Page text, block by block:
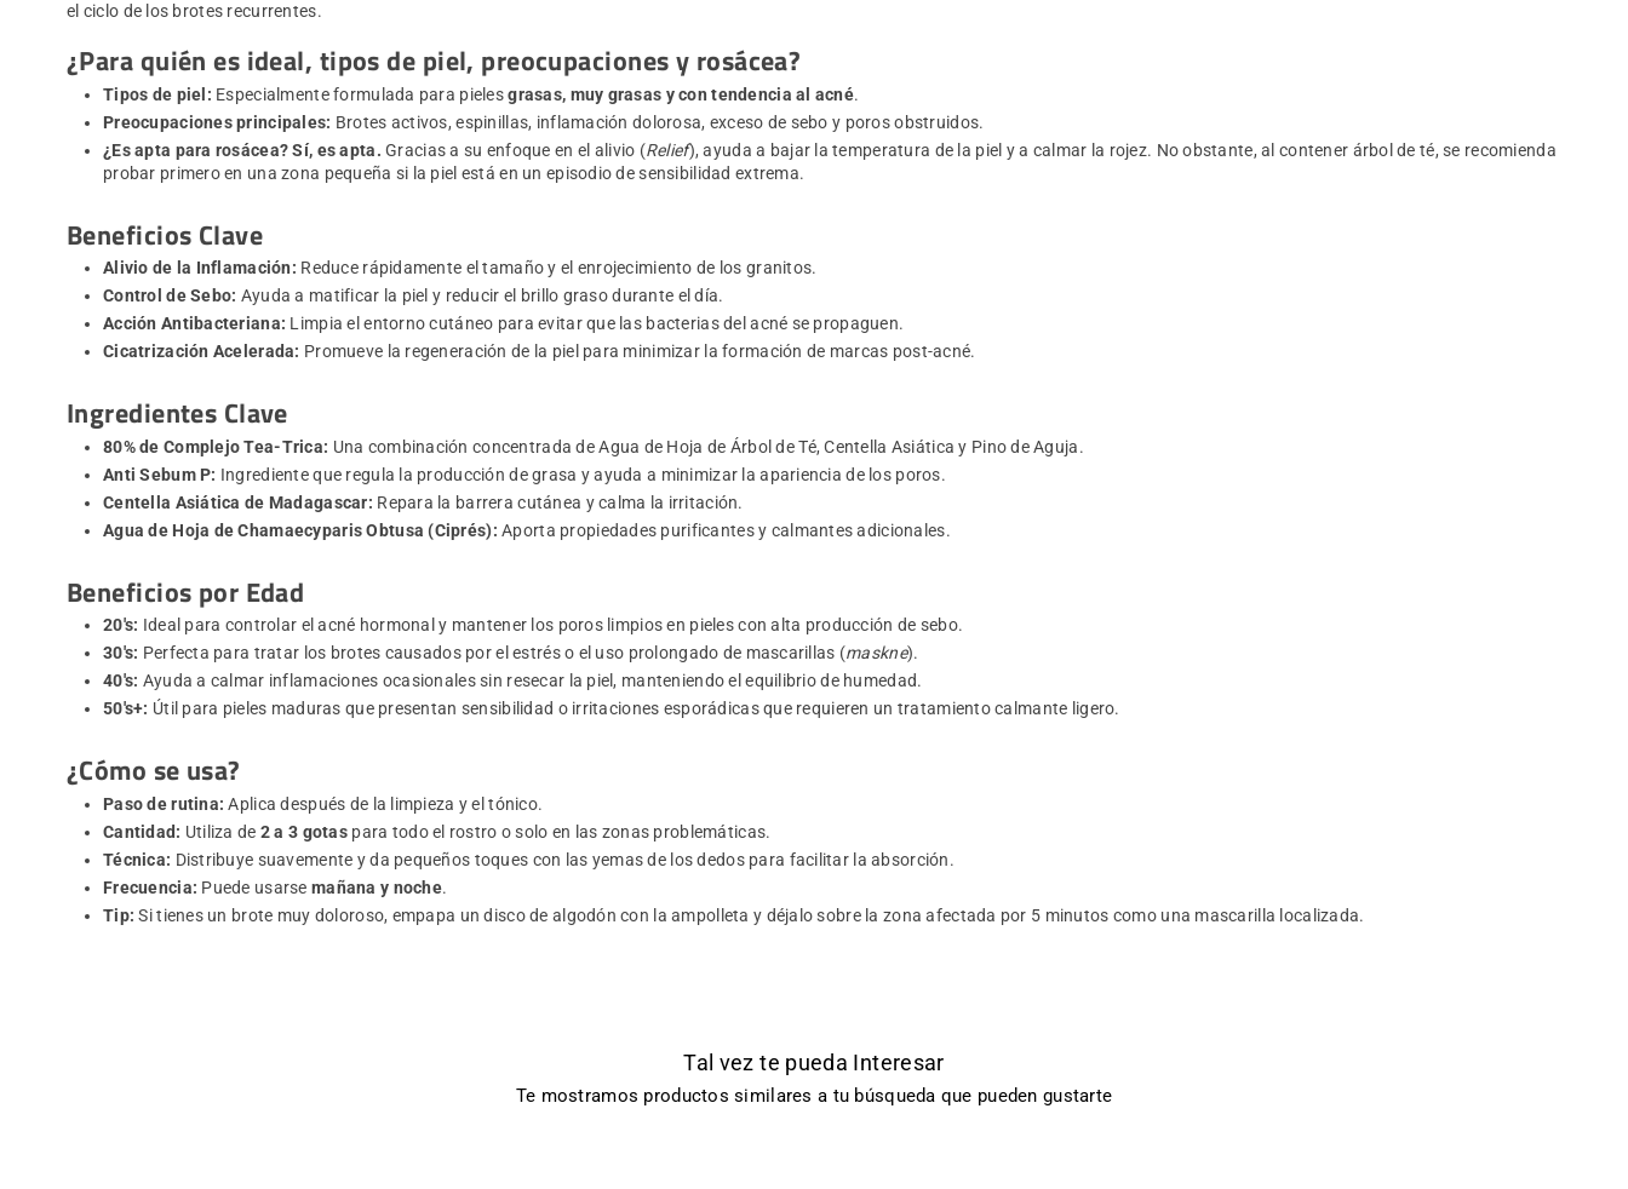
el ciclo de los brotes recurrentes.
¿Para quién es ideal, tipos de piel, preocupaciones y rosácea?
Tipos de piel: Especialmente formulada para pielesgrasas, muy grasas y con tendencia al acné.
Preocupaciones principales: Brotes activos, espinillas, inflamación dolorosa, exceso de sebo y poros obstruidos.
¿Es apta para rosácea? Sí, es apta. Gracias a su enfoque en el alivio (Relief), ayuda a bajar la temperatura de la piel y a calmar la rojez. No obstante, al contener árbol de té, se recomienda
probar primero en una zona pequeña si la piel está en un episodio de sensibilidad extrema.
Beneficios Clave
Alivio de la Inflamación: Reduce rápidamente el tamaño y el enrojecimiento de los granitos.
Control de Sebo: Ayuda a matificar la piel y reducir el brillo graso durante el día.
Acción Antibacteriana: Limpia el entorno cutáneo para evitar que las bacterias del acné se propaguen.
Cicatrización Acelerada: Promueve la regeneración de la piel para minimizar la formación de marcas post-acné.
Ingredientes Clave
80% de Complejo Tea-Trica: Una combinación concentrada de Agua de Hoja de Árbol de Té, Centella Asiática y Pino de Aguja.
Anti Sebum P: Ingrediente que regula la producción de grasa y ayuda a minimizar la apariencia de los poros.
Centella Asiática de Madagascar: Repara la barrera cutánea y calma la irritación.
Agua de Hoja de Chamaecyparis Obtusa (Ciprés): Aporta propiedades purificantes y calmantes adicionales.
Beneficios por Edad
20's: Ideal para controlar el acné hormonal y mantener los poros limpios en pieles con alta producción de sebo.
30's: Perfecta para tratar los brotes causados por el estrés o el uso prolongado de mascarillas (maskne).
40's: Ayuda a calmar inflamaciones ocasionales sin resecar la piel, manteniendo el equilibrio de humedad.
50's+: Útil para pieles maduras que presentan sensibilidad o irritaciones esporádicas que requieren un tratamiento calmante ligero.
¿Cómo se usa?
Paso de rutina: Aplica después de la limpieza y el tónico.
Cantidad: Utiliza de 2 a 3 gotas para todo el rostro o solo en las zonas problemáticas.
Técnica: Distribuye suavemente y da pequeños toques con las yemas de los dedos para facilitar la absorción.
Frecuencia: Puede usarsemañana y noche.
Tip: Si tienes un brote muy doloroso, empapa un disco de algodón con la ampolleta y déjalo sobre la zona afectada por 5 minutos como una mascarilla localizada.
Tal vez te pueda Interesar
Te mostramos productos similares a tu búsqueda que pueden gustarte